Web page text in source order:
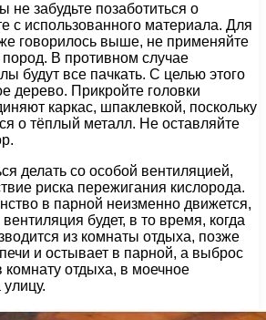
не забудьте позаботиться о
с использованного материала. Для
говорилось выше, не применяйте
В противном случае
будут все пачкать. С целью этого
дерево. Прикройте головки
каркас, шпаклевкой, поскольку
о тёплый металл. Не оставляйте
делать со особой вентиляцией,
риска пережигания кислорода.
в парной неизменно движется,
будет, в то время, когда
из комнаты отдыха, позже
и остывает в парной, а выброс
комнату отдыха, в моечное